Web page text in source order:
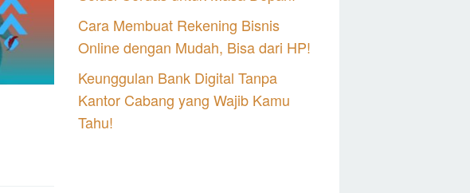
Cara Membuat Rekening Bisnis
Online dengan Mudah, Bisa dari HP!
Keunggulan Bank Digital Tanpa
Kantor Cabang yang Wajib Kamu
Tahu!